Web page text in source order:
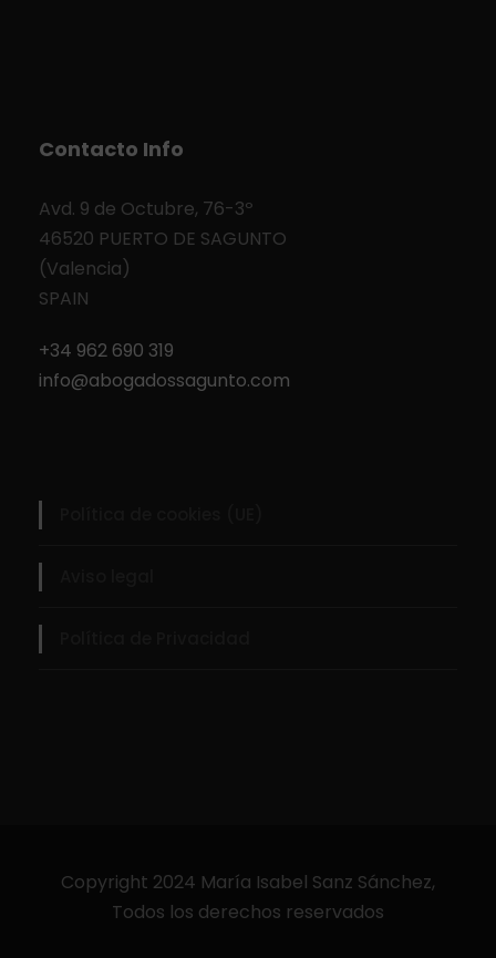
Contacto Info
Avd. 9 de Octubre, 76-3º
46520 PUERTO DE SAGUNTO
(Valencia)
SPAIN
+34 962 690 319
info@abogadossagunto.com
Copyright 2024 María Isabel Sanz Sánchez,
Todos los derechos reservados